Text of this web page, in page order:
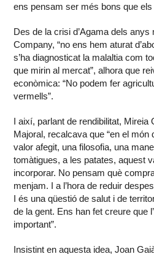
ens pensam ser més bons que els
Des de la crisi d’Agama dels
Company, “no ens hem aturat
s’ha diagnosticat la malaltia com
que mirin al mercat”, alhora que
econòmica: “No podem fer
vermells”.
I així, parlant de rendibilitat, Mireia
Majoral, recalcava que “en el
valor afegit, una filosofia, una
tomàtigues, a les patates, aquest
incorporar. No pensam què
menjam. I a l’hora de reduir
I és una qüestió de salut i de
de la gent. Ens han fet creure que
important”.
Insistint en aquesta idea, Joan